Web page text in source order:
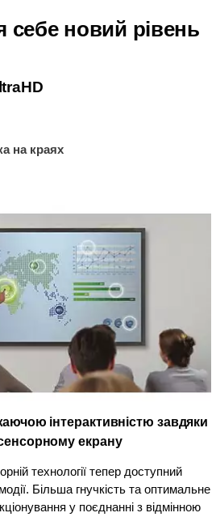
себе новий рівень
на краях
інтерактивністю завдяки
екрану
технології тепер доступний
Більша гнучкість та оптимальне
у поєднанні з відмінною